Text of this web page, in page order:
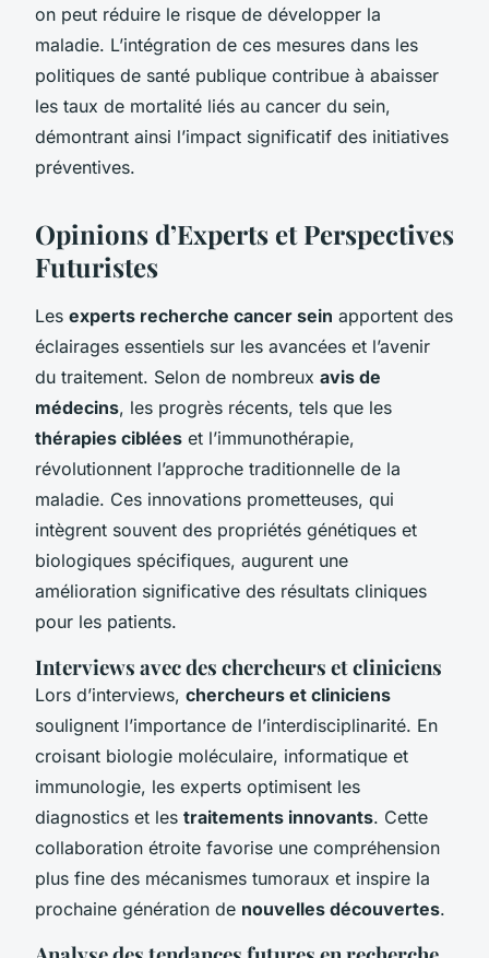
on peut réduire le risque de développer la
maladie. L’intégration de ces mesures dans les
politiques de santé publique contribue à abaisser
les taux de mortalité liés au cancer du sein,
démontrant ainsi l’impact significatif des initiatives
préventives.
Opinions d’Experts et Perspectives
Futuristes
Les experts recherche cancer sein apportent des
éclairages essentiels sur les avancées et l’avenir
du traitement. Selon de nombreux avis de
médecins, les progrès récents, tels que les
thérapies ciblées et l’immunothérapie,
révolutionnent l’approche traditionnelle de la
maladie. Ces innovations prometteuses, qui
intègrent souvent des propriétés génétiques et
biologiques spécifiques, augurent une
amélioration significative des résultats cliniques
pour les patients.
Interviews avec des chercheurs et cliniciens
Lors d’interviews, chercheurs et cliniciens
soulignent l’importance de l’interdisciplinarité. En
croisant biologie moléculaire, informatique et
immunologie, les experts optimisent les
diagnostics et les traitements innovants. Cette
collaboration étroite favorise une compréhension
plus fine des mécanismes tumoraux et inspire la
prochaine génération de nouvelles découvertes.